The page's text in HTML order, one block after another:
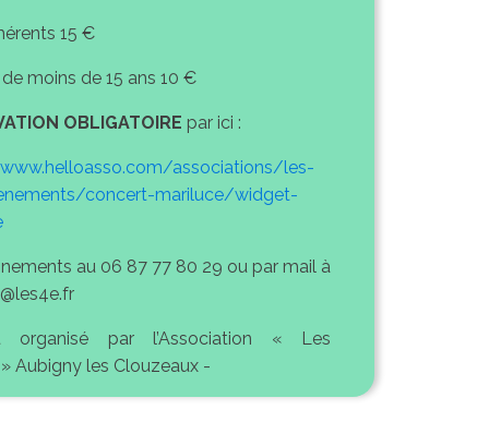
15 €
moins de 15 ans 10 €
OBLIGATOIRE par ici :
associations/les-
concert-mariluce/widget-
au 06 87 77 80 29 ou par mail à
organisé par l’Association « Les
» Aubigny les Clouzeaux -